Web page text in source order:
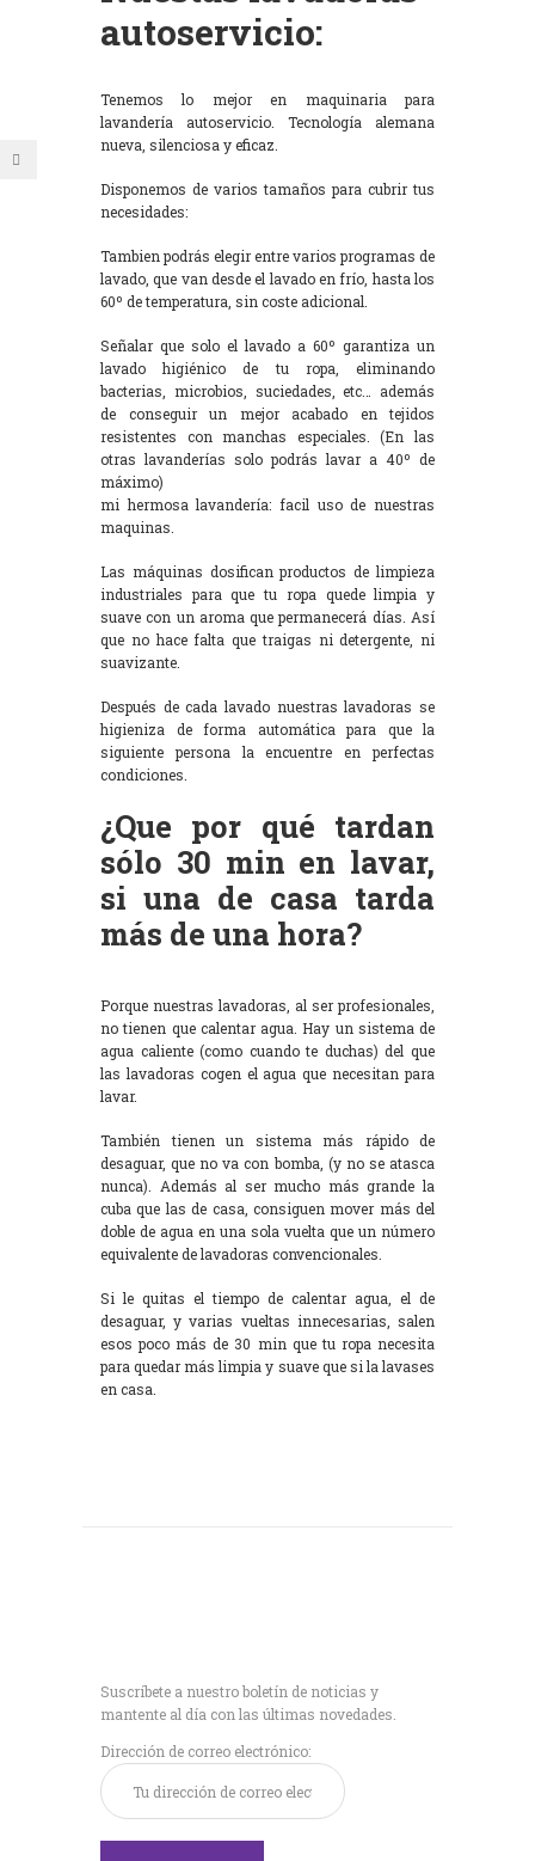
autoservicio:
Tenemos lo mejor en maquinaria para
lavandería autoservicio. Tecnología alemana
nueva, silenciosa y eficaz.
Disponemos de varios tamaños para cubrir tus
necesidades:
Tambien podrás elegir entre varios programas de
lavado, que van desde el lavado en frío, hasta los
60º de temperatura, sin coste adicional.
Señalar que solo el lavado a 60º garantiza un
lavado higiénico de tu ropa, eliminando
bacterias, microbios, suciedades, etc… además
de conseguir un mejor acabado en tejidos
resistentes con manchas especiales. (En las
otras lavanderías solo podrás lavar a 40º de
máximo)
mi hermosa lavandería: facil uso de nuestras
maquinas.
Las máquinas dosifican productos de limpieza
industriales para que tu ropa quede limpia y
suave con un aroma que permanecerá días. Así
que no hace falta que traigas ni detergente, ni
suavizante.
Después de cada lavado nuestras lavadoras se
higieniza de forma automática para que la
siguiente persona la encuentre en perfectas
condiciones.
¿Que por qué tardan
sólo 30 min en lavar,
si una de casa tarda
más de una hora?
Porque nuestras lavadoras, al ser profesionales,
no tienen que calentar agua. Hay un sistema de
agua caliente (como cuando te duchas) del que
las lavadoras cogen el agua que necesitan para
lavar.
También tienen un sistema más rápido de
desaguar, que no va con bomba, (y no se atasca
nunca). Además al ser mucho más grande la
cuba que las de casa, consiguen mover más del
doble de agua en una sola vuelta que un número
equivalente de lavadoras convencionales.
Si le quitas el tiempo de calentar agua, el de
desaguar, y varias vueltas innecesarias, salen
esos poco más de 30 min que tu ropa necesita
para quedar más limpia y suave que si la lavases
en casa.
Suscríbete a nuestro boletín de noticias y
mantente al día con las últimas novedades.
Dirección de correo electrónico: